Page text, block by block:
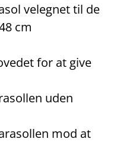
velegnet til de
cm
for at give
uden
mod at